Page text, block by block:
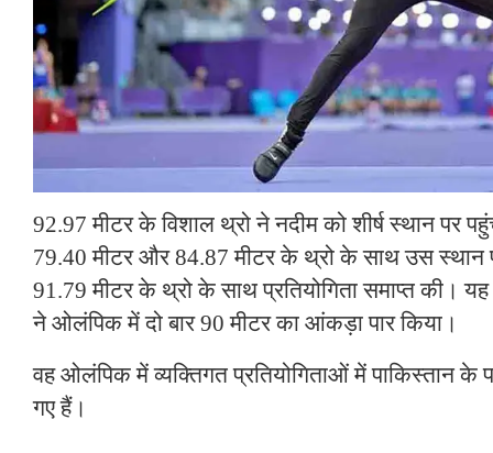
92.97 मीटर के विशाल थ्रो ने नदीम को शीर्ष स्थान पर
79.40 मीटर और 84.87 मीटर के थ्रो के साथ उस स्थान
91.79 मीटर के थ्रो के साथ प्रतियोगिता समाप्त की।
ने ओलंपिक में दो बार 90 मीटर का आंकड़ा पार किया।
वह ओलंपिक में व्यक्तिगत प्रतियोगिताओं में पाकिस्तान के
गए हैं।